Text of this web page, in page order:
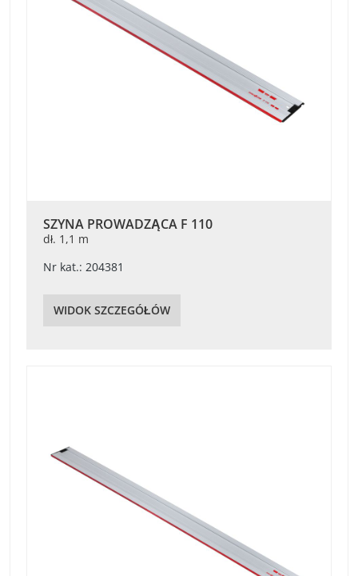
SZYNA PROWADZĄCA F 110
dł. 1,1 m
Nr kat.: 204381
WIDOK SZCZEGÓŁÓW